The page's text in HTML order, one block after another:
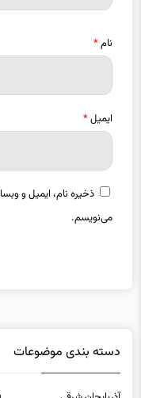
ایمیل*
ذخیره نام، ایمیل و
می‌نویسم.
آذربایجان شرقی